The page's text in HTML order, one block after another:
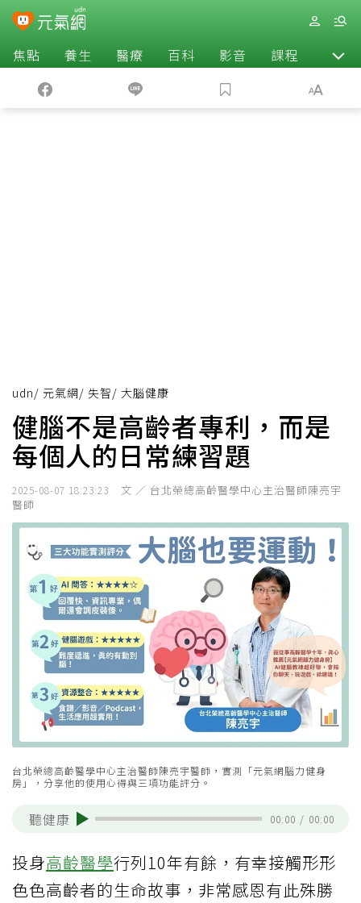
焦點 養生 醫療 百科 影音 課程 退休
udn/ 元氣網/ 失智/ 大腦健康
健腦不是高齡者專利，而是
每個人的日常練習題
2025-08-07 18:23:23
文 ／ 台北榮總高齡醫學中心主治醫師陳亮宇
醫師
台北榮總高齡醫學中心主治醫師陳亮宇醫師，實測「元氣網腦力健身
房」，分享他的使用心得與三項功能評分。
聽健康 00:00 / 00:00
投身高齡醫學行列10年有餘，有幸接觸形形
色色高齡者的生命故事，非常感恩有此殊勝